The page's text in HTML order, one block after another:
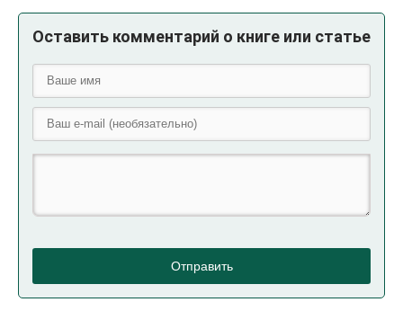
Оставить комментарий о книге или статье
Отправить